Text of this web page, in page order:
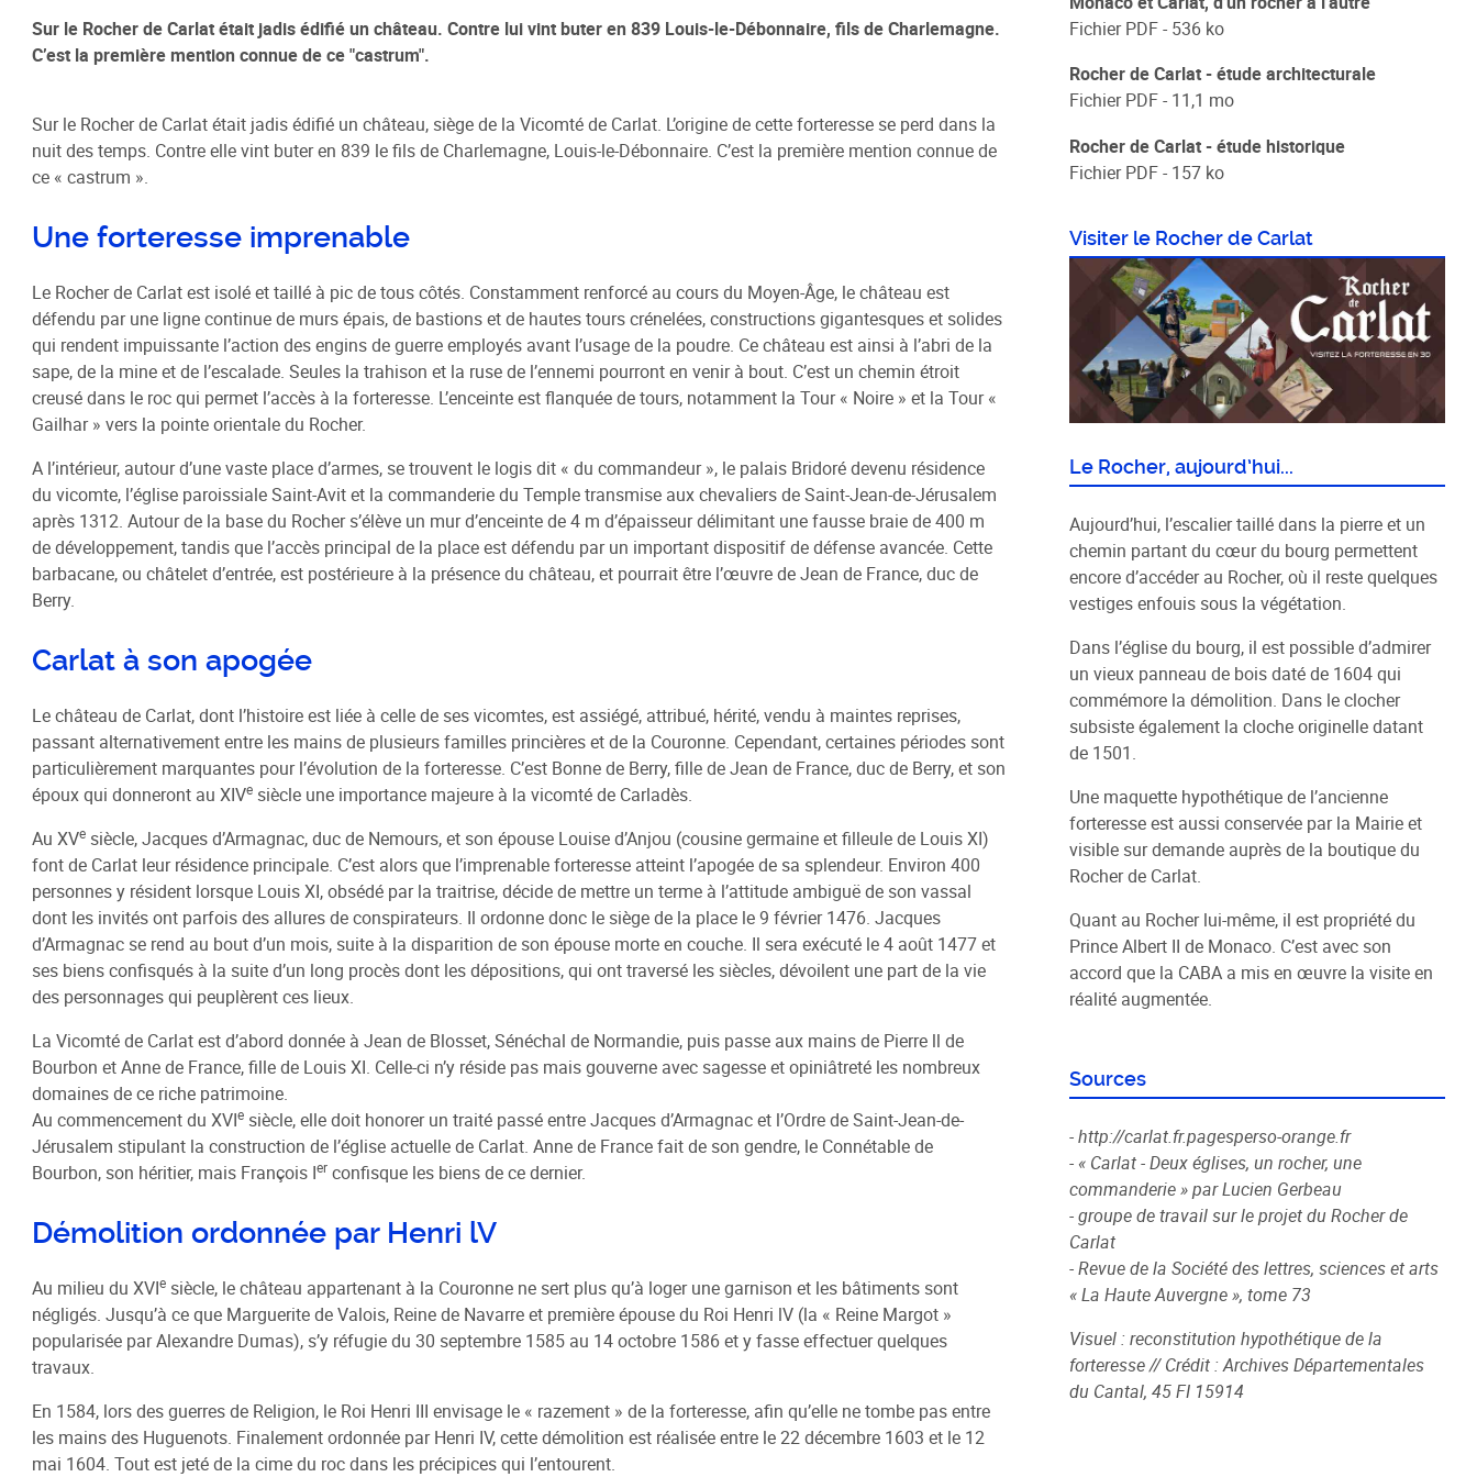
Habitat / Urbanisme
Opération BIMBY-BUNTI
OPAH 2023-2027
Label Meublé Certifié
Plan Local d'Urbanisme
Révision du PLUi-H
PLUi - Sites Patrimoniaux
Remarquables
Programme Local de l'Habitat
Règlement Local de Publicité
intercommunal - RLPi
Schéma de COhérence Territoriale
Politique de la Ville
Projet de Renouvellement Urbain
Sur le Rocher de Carlat était jadis édifié un château. Contre lui vint buter en 839 Louis-le-Débonnaire, fils de Charlemagne.
C’est la première mention connue de ce "castrum".
Sur le Rocher de Carlat était jadis édifié un château, siège de la Vicomté de Carlat. L’origine de cette forteresse se perd dans la
nuit des temps. Contre elle vint buter en 839 le fils de Charlemagne, Louis-le-Débonnaire. C’est la première mention connue de
ce « castrum ».
Une forteresse imprenable
Le Rocher de Carlat est isolé et taillé à pic de tous côtés. Constamment renforcé au cours du Moyen-Âge, le château est
défendu par une ligne continue de murs épais, de bastions et de hautes tours crénelées, constructions gigantesques et solides
qui rendent impuissante l’action des engins de guerre employés avant l’usage de la poudre. Ce château est ainsi à l’abri de la
sape, de la mine et de l’escalade. Seules la trahison et la ruse de l’ennemi pourront en venir à bout. C’est un chemin étroit
creusé dans le roc qui permet l’accès à la forteresse. L’enceinte est flanquée de tours, notamment la Tour « Noire » et la Tour «
Gailhar » vers la pointe orientale du Rocher.
A l’intérieur, autour d’une vaste place d’armes, se trouvent le logis dit « du commandeur », le palais Bridoré devenu résidence
du vicomte, l’église paroissiale Saint-Avit et la commanderie du Temple transmise aux chevaliers de Saint-Jean-de-Jérusalem
après 1312. Autour de la base du Rocher s’élève un mur d’enceinte de 4 m d’épaisseur délimitant une fausse braie de 400 m
de développement, tandis que l’accès principal de la place est défendu par un important dispositif de défense avancée. Cette
barbacane, ou châtelet d’entrée, est postérieure à la présence du château, et pourrait être l’œuvre de Jean de France, duc de
Berry.
Carlat à son apogée
Le château de Carlat, dont l’histoire est liée à celle de ses vicomtes, est assiégé, attribué, hérité, vendu à maintes reprises,
passant alternativement entre les mains de plusieurs familles princières et de la Couronne. Cependant, certaines périodes sont
particulièrement marquantes pour l’évolution de la forteresse. C’est Bonne de Berry, fille de Jean de France, duc de Berry, et son
époux qui donneront au XIVesiècle une importance majeure à la vicomté de Carladès.
Au XVesiècle, Jacques d’Armagnac, duc de Nemours, et son épouse Louise d’Anjou (cousine germaine et filleule de Louis XI)
font de Carlat leur résidence principale. C’est alors que l’imprenable forteresse atteint l’apogée de sa splendeur. Environ 400
personnes y résident lorsque Louis XI, obsédé par la traitrise, décide de mettre un terme à l’attitude ambiguë de son vassal
dont les invités ont parfois des allures de conspirateurs. Il ordonne donc le siège de la place le 9 février 1476. Jacques
d’Armagnac se rend au bout d’un mois, suite à la disparition de son épouse morte en couche. Il sera exécuté le 4 août 1477 et
ses biens confisqués à la suite d’un long procès dont les dépositions, qui ont traversé les siècles, dévoilent une part de la vie
des personnages qui peuplèrent ces lieux.
La Vicomté de Carlat est d’abord donnée à Jean de Blosset, Sénéchal de Normandie, puis passe aux mains de Pierre ll de
Bourbon et Anne de France, fille de Louis XI. Celle-ci n’y réside pas mais gouverne avec sagesse et opiniâtreté les nombreux
domaines de ce riche patrimoine.
Au commencement du XVIesiècle, elle doit honorer un traité passé entre Jacques d’Armagnac et l’Ordre de Saint-Jean-de-
Jérusalem stipulant la construction de l’église actuelle de Carlat. Anne de France fait de son gendre, le Connétable de
Bourbon, son héritier, mais François Ierconfisque les biens de ce dernier.
Démolition ordonnée par Henri lV
Au milieu du XVIesiècle, le château appartenant à la Couronne ne sert plus qu’à loger une garnison et les bâtiments sont
négligés. Jusqu’à ce que Marguerite de Valois, Reine de Navarre et première épouse du Roi Henri lV (la « Reine Margot »
popularisée par Alexandre Dumas), s’y réfugie du 30 septembre 1585 au 14 octobre 1586 et y fasse effectuer quelques
travaux.
En 1584, lors des guerres de Religion, le Roi Henri III envisage le « razement » de la forteresse, afin qu’elle ne tombe pas entre
les mains des Huguenots. Finalement ordonnée par Henri IV, cette démolition est réalisée entre le 22 décembre 1603 et le 12
mai 1604. Tout est jeté de la cime du roc dans les précipices qui l’entourent.
Fichier PDF - 536 ko
Rocher de Carlat - étude architecturale
Fichier PDF - 11,1 mo
Rocher de Carlat - étude historique
Fichier PDF - 157 ko
Visiter le Rocher de Carlat
Le Rocher, aujourd’hui...
Aujourd’hui, l’escalier taillé dans la pierre et un
chemin partant du cœur du bourg permettent
encore d’accéder au Rocher, où il reste quelques
vestiges enfouis sous la végétation.
Dans l’église du bourg, il est possible d’admirer
un vieux panneau de bois daté de 1604 qui
commémore la démolition. Dans le clocher
subsiste également la cloche originelle datant
de 1501.
Une maquette hypothétique de l’ancienne
forteresse est aussi conservée par la Mairie et
visible sur demande auprès de la boutique du
Rocher de Carlat.
Quant au Rocher lui-même, il est propriété du
Prince Albert II de Monaco. C’est avec son
accord que la CABA a mis en œuvre la visite en
réalité augmentée.
Sources
- http://carlat.fr.pagesperso-orange.fr
- « Carlat - Deux églises, un rocher, une
commanderie » par Lucien Gerbeau
- groupe de travail sur le projet du Rocher de
Carlat
- Revue de la Société des lettres, sciences et arts
« La Haute Auvergne », tome 73
Visuel : reconstitution hypothétique de la
forteresse // Crédit : Archives Départementales
du Cantal, 45 FI 15914